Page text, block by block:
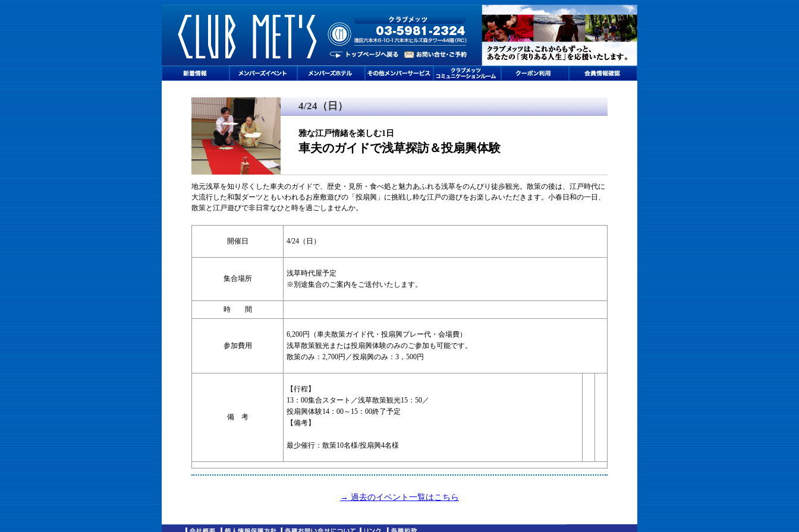
4/24（日）
雅な江戸情緒を楽しむ1日
車夫のガイドで浅草探訪＆投扇興体験
地元浅草を知り尽くした車夫のガイドで、歴史・見所・食べ処と魅力あふれる浅草をのんびり徒歩観光。散策の後は、江戸時代に
大流行した和製ダーツともいわれるお座敷遊びの「投扇興」に挑戦し粋な江戸の遊びをお楽しみいただきます。小春日和の一日、
散策と江戸遊びで非日常なひと時を過ごしませんか。
開催日 4/24（日）
集合場所
浅草時代屋予定
※別途集合のご案内をご送付いたします。
時 間
参加費用
6,200円（車夫散策ガイド代・投扇興プレー代・会場費）
浅草散策観光または投扇興体験のみのご参加も可能です。
散策のみ：2,700円／投扇興のみ：3，500円
備 考
【行程】
13：00集合スタート／浅草散策観光15：50／
投扇興体験14：00～15：00終了予定
【備考】
最少催行：散策10名様/投扇興4名様
→ 過去のイベント一覧はこちら